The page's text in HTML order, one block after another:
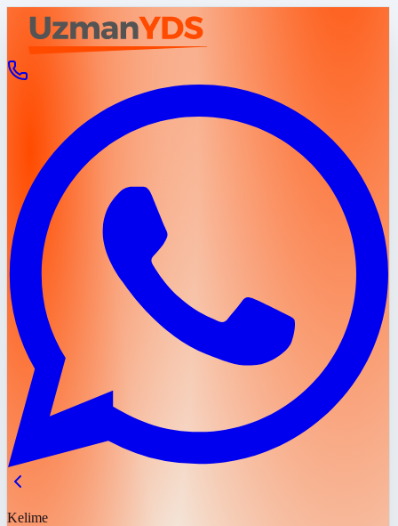
Kelime